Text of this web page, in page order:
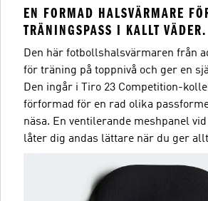
EN FORMAD HALSVÄRMARE
TRÄNINGSPASS I KALLT VÄDER.
Den här fotbollshalsvärmaren från
för träning på toppnivå och ger en
Den ingår i Tiro 23 Competition-
förformad för en rad olika
näsa. En ventilerande meshpanel
låter dig andas lättare när du ger